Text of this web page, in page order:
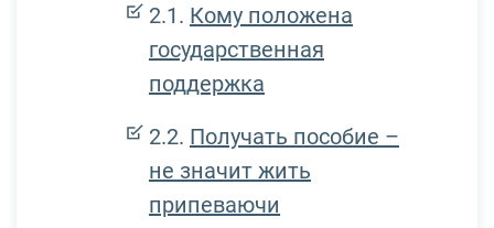
Кому положена
государственная
поддержка
Получать пособие –
не значит жить
припеваючи